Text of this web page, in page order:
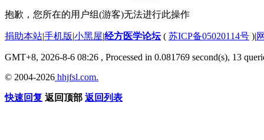
抱歉，您所在的用户组(游客)无法进行此操作
捐助本站|手机版|小黑屋|经方医学论坛( 苏ICP备05020114号 )|
GMT+8, 2026-8-6 08:26 , Processed in 0.081769 second(s), 13
© 2004-2026 hhjfsl.com.
快速回复 返回顶部 返回列表